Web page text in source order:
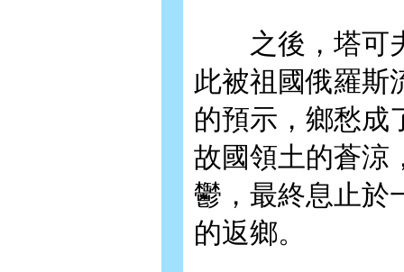
之後，塔可夫
此被祖國俄羅斯
的預示，鄉愁成
故國領土的蒼涼
鬱，最終息止於
的返鄉。